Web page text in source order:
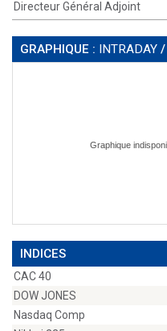
Directeur Général Adjoint
GRAPHIQUE : INTRADAY /
INDICES
CAC 40
DOW JONES
Nasdaq Comp